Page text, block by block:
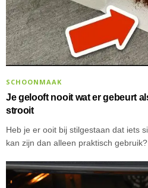
SCHOONMAAK
Je gelooft nooit wat er gebeurt
strooit
Heb je er ooit bij stilgestaan dat iets
kan zijn dan alleen praktisch gebruik?